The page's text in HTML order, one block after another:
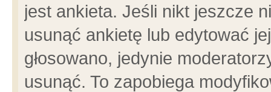
jest ankieta. Jeśli nikt jeszcze
usunąć ankietę lub edytować
głosowano, jedynie
usunąć. To zapobiega